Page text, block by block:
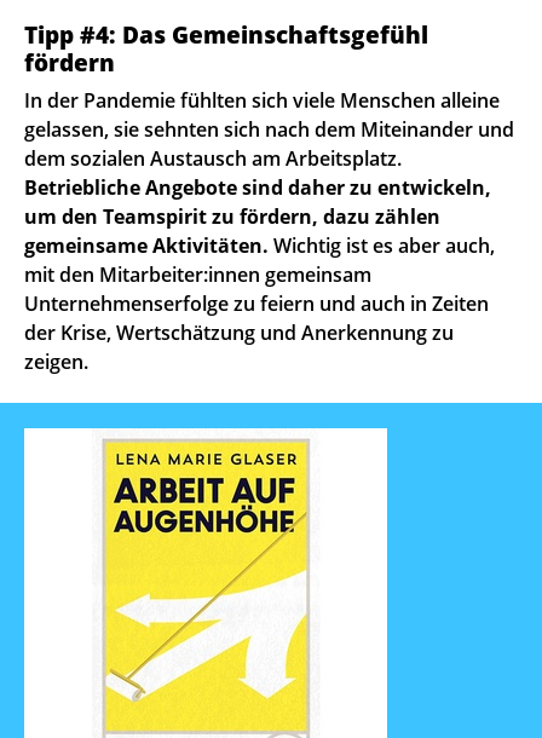
Tipp #4: Das Gemeinschaftsgefühl
fördern
In der Pandemie fühlten sich viele Menschen alleine
gelassen, sie sehnten sich nach dem Miteinander und
dem sozialen Austausch am Arbeitsplatz.
Betriebliche Angebote sind daher zu entwickeln,
um den Teamspirit zu fördern, dazu zählen
gemeinsame Aktivitäten. Wichtig ist es aber auch,
mit den Mitarbeiter:innen gemeinsam
Unternehmenserfolge zu feiern und auch in Zeiten
der Krise, Wertschätzung und Anerkennung zu
zeigen.